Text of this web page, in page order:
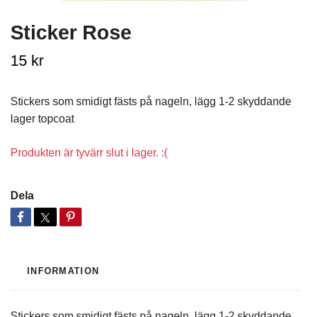
Sticker Rose
15 kr
Stickers som smidigt fästs på nageln, lägg 1-2 skyddande
lager topcoat
Produkten är tyvärr slut i lager. :(
Dela
INFORMATION